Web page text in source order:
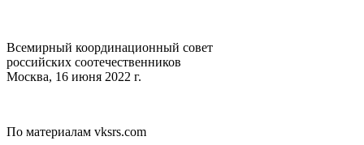
Всемирный координационный совет
российских соотечественников
Москва, 16 июня 2022 г.
По материалам vksrs.com